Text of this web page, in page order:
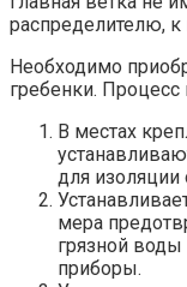
распределителю, к
Необходимо
гребенки. Процесс
В местах
для
мера
грязной
приборы.